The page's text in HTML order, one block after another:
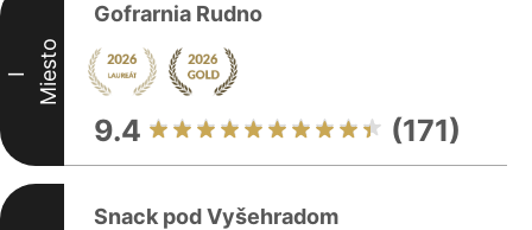
I Miesto
Gofrarnia Rudno
9.4 (171)
Snack pod Vyšehradom